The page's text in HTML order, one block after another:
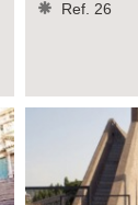
Ref. 26